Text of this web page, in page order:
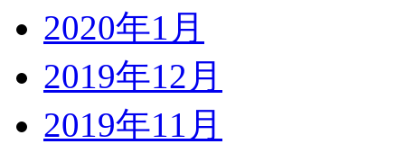
2020年1月
2019年12月
2019年11月